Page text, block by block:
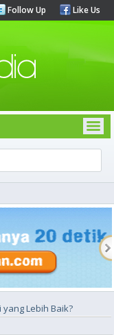
Follow Up Like Us
Lebih Baik?